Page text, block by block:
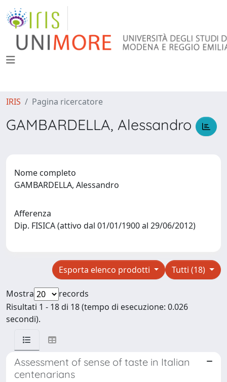
IRIS Pagina ricercatore
GAMBARDELLA, Alessandro
Nome completo
GAMBARDELLA, Alessandro
Afferenza
Dip. FISICA (attivo dal 01/01/1900 al 29/06/2012)
Tutti (18)
Esporta elenco prodotti
Mostra
records
Risultati 1 - 18 di 18 (tempo di esecuzione: 0.026
secondi).
Assessment of sense of taste in Italian
centenarians